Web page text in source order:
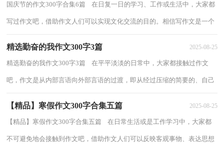
国庆节的作文300字合集6篇 在日复一日的学习、工作或生活中，大家都
写过作文吧，借助作文人们可以实现文化交流的目的。相信写作文是一个
精选勤奋的我作文300字3篇 2025-08-25
精选勤奋的我作文300字3篇 在平平淡淡的日常中，大家都接触过作文
吧，作文是从内部言语向外部言语的过渡，即从经过压缩的简要的、自己
【精品】寒假作文300字合集五篇 2025-08-25
【精品】寒假作文300字合集五篇 在日常生活或是工作学习中，大家都
不可避免地会接触到作文吧，借助作文人们可以反映客观事物、表达思想